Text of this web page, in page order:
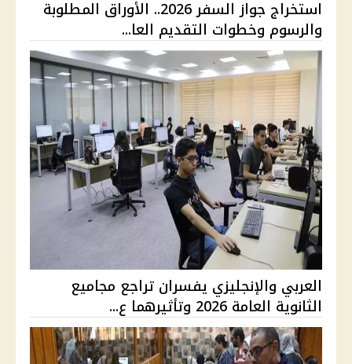
استخراج جواز السفر 2026.. الأوراق المطلوبة
والرسوم وخطوات التقديم العا...
العربي والإنجليزي يفسران تراجع مجاميع
الثانوية العامة 2026 وتأثيرهما ع...